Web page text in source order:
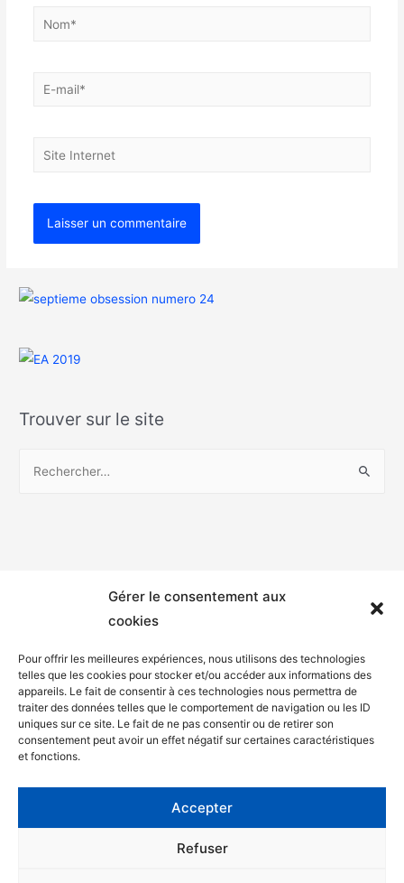
Gérer le consentement aux
cookies
Pour offrir les meilleures expériences, nous utilisons des technologies
telles que les cookies pour stocker et/ou accéder aux informations des
appareils. Le fait de consentir à ces technologies nous permettra de
traiter des données telles que le comportement de navigation ou les ID
uniques sur ce site. Le fait de ne pas consentir ou de retirer son
consentement peut avoir un effet négatif sur certaines caractéristiques
et fonctions.
Accepter
Refuser
Trouver sur le site
Mentions légales
Politique de confidentialité